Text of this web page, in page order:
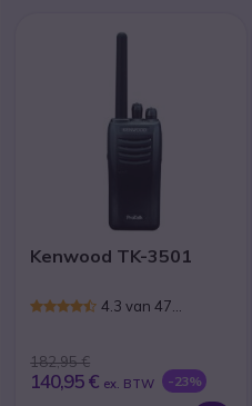
Kenwood TK-3501
4.3 van 47
182,95 €
140,95 € ex. BTW -23%